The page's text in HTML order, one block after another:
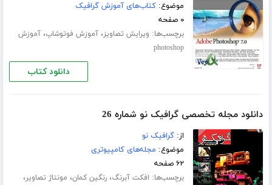
موضوع:کتاب‌های آموزش گرافیک
۰ صفحه
برچسب‌ها: ویرایش تصاویز،آموزش فوتوشاپ،آموزش
photoshop
دانلود کتاب
دانلود مجله تخصصی گرافیک نو شماره 26
از:گرافیک نو
موضوع: مجله‌های کامپیوتری
۶۲ صفحه
برچسب‌ها: افکت آبرنگ،رنگین کمان، مونتاژ تصاویر،